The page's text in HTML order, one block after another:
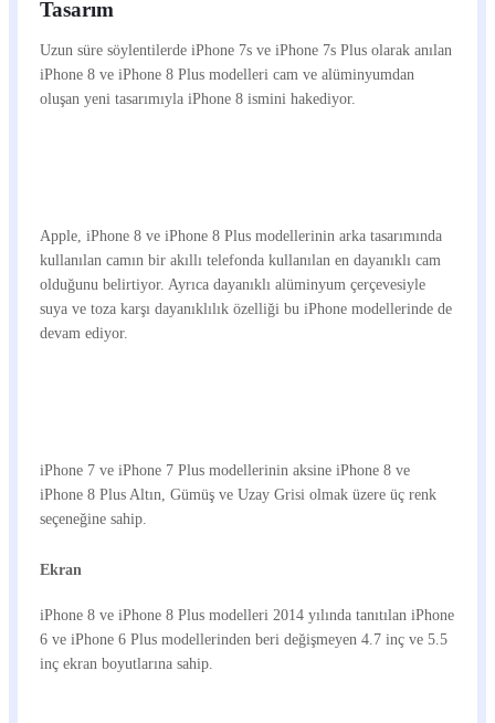
Tasarım
Uzun süre söylentilerde iPhone 7s ve iPhone 7s Plus olarak anılan
iPhone 8 ve iPhone 8 Plus modelleri cam ve alüminyumdan
oluşan yeni tasarımıyla iPhone 8 ismini hakediyor.
Apple, iPhone 8 ve iPhone 8 Plus modellerinin arka tasarımında
kullanılan camın bir akıllı telefonda kullanılan en dayanıklı cam
olduğunu belirtiyor. Ayrıca dayanıklı alüminyum çerçevesiyle
suya ve toza karşı dayanıklılık özelliği bu iPhone modellerinde de
devam ediyor.
iPhone 7 ve iPhone 7 Plus modellerinin aksine iPhone 8 ve
iPhone 8 Plus Altın, Gümüş ve Uzay Grisi olmak üzere üç renk
seçeneğine sahip.
Ekran
iPhone 8 ve iPhone 8 Plus modelleri 2014 yılında tanıtılan iPhone
6 ve iPhone 6 Plus modellerinden beri değişmeyen 4.7 inç ve 5.5
inç ekran boyutlarına sahip.